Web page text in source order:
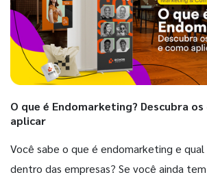
O que é Endomarketing? Descubra
aplicar
Você sabe o que é endomarketing e
dentro das empresas? Se você ainda